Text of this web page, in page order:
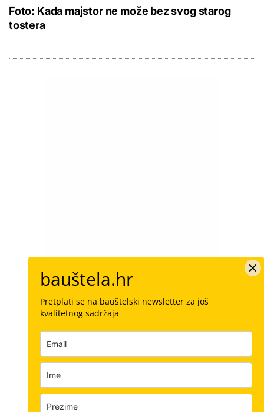
Foto: Kada majstor ne može bez svog starog
tostera
bauštela.hr
Pretplati se na bauštelski newsletter za još
kvalitetnog sadržaja